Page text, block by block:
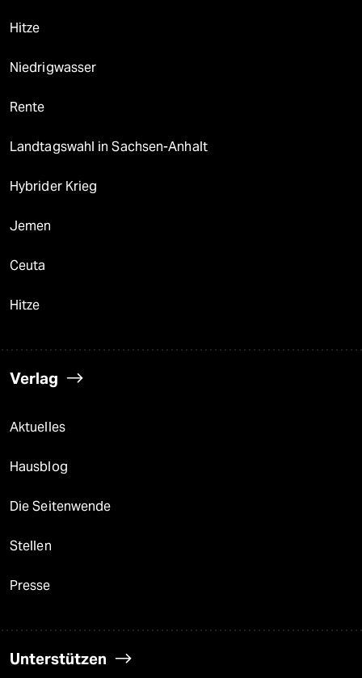
Hitze
Niedrigwasser
Rente
Landtagswahl in Sachsen-Anhalt
Hybrider Krieg
Jemen
Ceuta
Hitze
Verlag
Aktuelles
Hausblog
Die Seitenwende
Stellen
Presse
Unterstützen